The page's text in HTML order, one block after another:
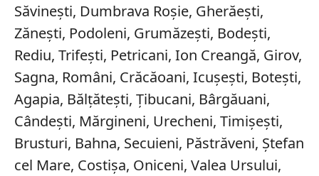
Săvinești, Dumbrava Roșie, Gherăești,
Zănești, Podoleni, Grumăzești, Bodești,
Rediu, Trifești, Petricani, Ion Creangă, Girov,
Sagna, Români, Crăcăoani, Icușești, Botești,
Agapia, Bălțătești, Țibucani, Bârgăuani,
Cândești, Mărgineni, Urecheni, Timișești,
Brusturi, Bahna, Secuieni, Păstrăveni, Ștefan
cel Mare, Costișa, Oniceni, Valea Ursului,